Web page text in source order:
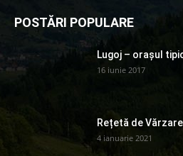
POSTĂRI POPULARE
Lugoj – orașul
16 iunie 2017
Rețetă de
4 ianuarie 2021